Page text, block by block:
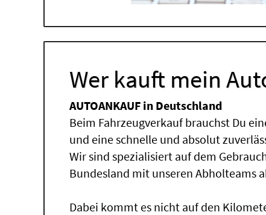
Wer kauft mein
AUTOANKAUF in Deutschland
Beim Fahrzeugverkauf brauchst Du
und eine schnelle und absolut
Wir sind spezialisiert auf dem
Bundesland mit unseren Abholteams
Dabei kommt es nicht auf den